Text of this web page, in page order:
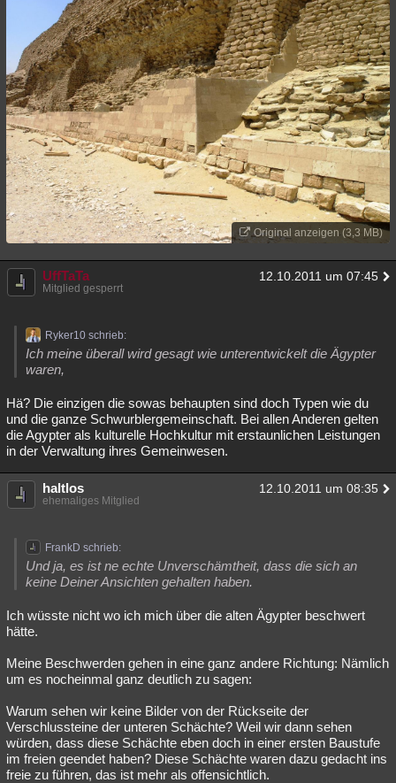
Original anzeigen (3,3 MB)
UffTaTa 12.10.2011 um 07:45
Mitglied gesperrt
Ryker10 schrieb:
Ich meine überall wird gesagt wie unterentwickelt die Ägypter
waren,
Hä? Die einzigen die sowas behaupten sind doch Typen wie du
und die ganze Schwurblergemeinschaft. Bei allen Anderen gelten
die Agypter als kulturelle Hochkultur mit erstaunlichen Leistungen
in der Verwaltung ihres Gemeinwesen.
haltlos 12.10.2011 um 08:35
ehemaliges Mitglied
FrankD schrieb:
Und ja, es ist ne echte Unverschämtheit, dass die sich an
keine Deiner Ansichten gehalten haben.
Ich wüsste nicht wo ich mich über die alten Ägypter beschwert
hätte.
Meine Beschwerden gehen in eine ganz andere Richtung: Nämlich
um es nocheinmal ganz deutlich zu sagen:
Warum sehen wir keine Bilder von der Rückseite der
Verschlussteine der unteren Schächte? Weil wir dann sehen
würden, dass diese Schächte eben doch in einer ersten Baustufe
im freien geendet haben? Diese Schächte waren dazu gedacht ins
freie zu führen, das ist mehr als offensichtlich.